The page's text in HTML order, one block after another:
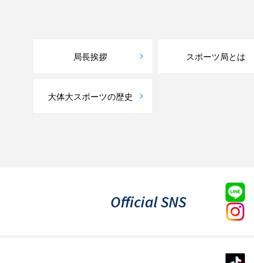
局長挨拶 スポーツ局とは
大体大スポーツの歴史
Official SNS